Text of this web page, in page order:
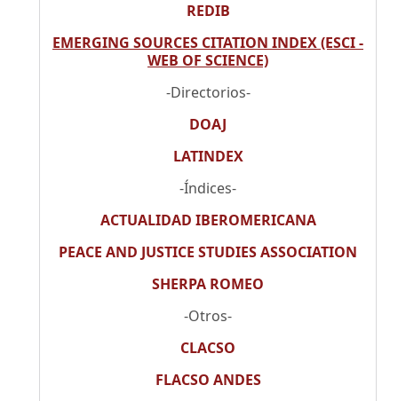
REDIB
EMERGING SOURCES CITATION INDEX (ESCI -
WEB OF SCIENCE)
-Directorios-
DOAJ
LATINDEX
-Índices-
ACTUALIDAD IBEROMERICANA
PEACE AND JUSTICE STUDIES ASSOCIATION
SHERPA ROMEO
-Otros-
CLACSO
FLACSO ANDES